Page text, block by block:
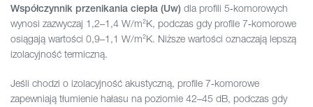
Współczynnik przenikania ciepła (Uw) dla profili 5‑komorowych
wynosi zazwyczaj 1,2–1,4 W/m²K, podczas gdy profile 7‑komorowe
osiągają wartości 0,9–1,1 W/m²K. Niższe wartości oznaczają lepszą
izolacyjność termiczną.
Jeśli chodzi o izolacyjność akustyczną, profile 7‑komorowe
zapewniają tłumienie hałasu na poziomie 42–45 dB, podczas gdy